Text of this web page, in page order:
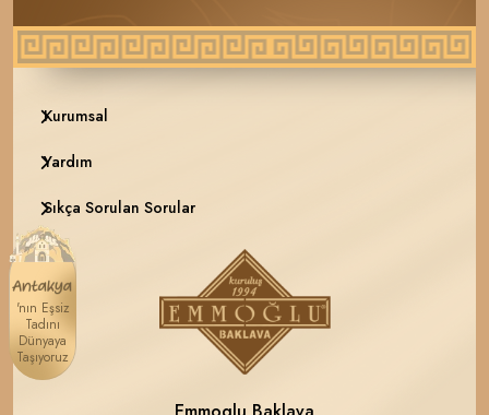
Kurumsal
Yardım
Sıkça Sorulan Sorular
'nın Eşsiz
Tadını
Dünyaya
Taşıyoruz